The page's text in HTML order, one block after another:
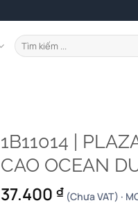
Tìm
kiếm:
1B11014 |
CAO OCEAN
37.400 ₫ (Chưa VAT) ·